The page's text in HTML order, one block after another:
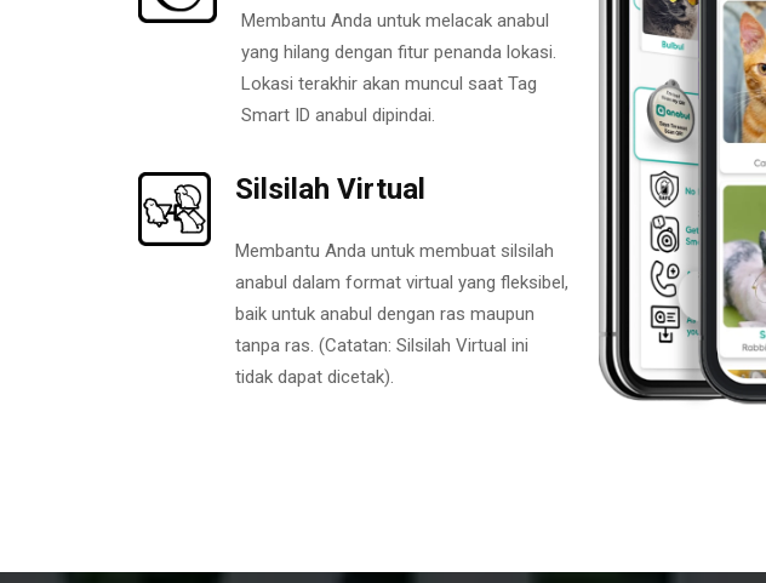
Membantu Anda untuk melacak anabul
yang hilang dengan fitur penanda lokasi.
Lokasi terakhir akan muncul saat Tag
Smart ID anabul dipindai.
Silsilah Virtual
Membantu Anda untuk membuat silsilah
anabul dalam format virtual yang fleksibel,
baik untuk anabul dengan ras maupun
tanpa ras. (Catatan: Silsilah Virtual ini
tidak dapat dicetak).